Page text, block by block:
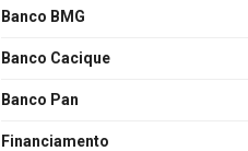
Banco BMG
Banco Cacique
Banco Pan
Financiamento